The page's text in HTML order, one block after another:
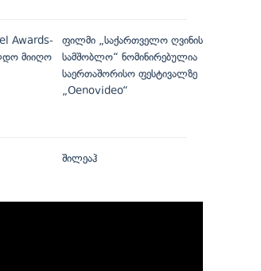
Awards-
მიიღო
ფილმი „საქართველო ღვინის
სამშობლო“ ნომინირებულია
საერთაშორისო ფესტივალზე
„Oenovideo“
შილეაჰ